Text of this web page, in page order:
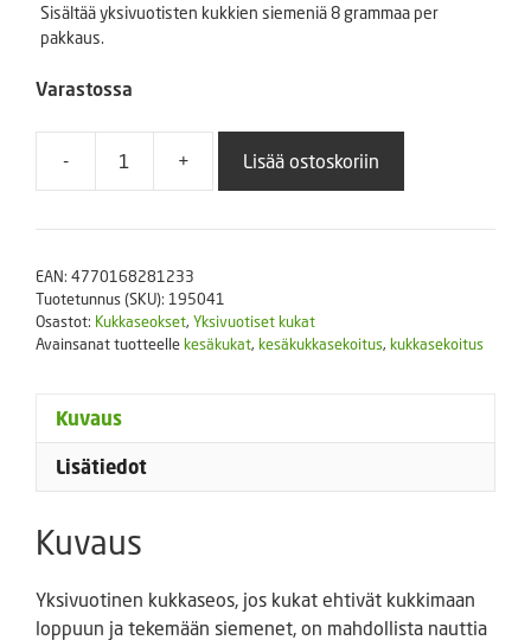
Sisältää yksivuotisten kukkien siemeniä 8 grammaa per
pakkaus.
Varastossa
-
Kesäkukkaseos
puutarha'
määrä
+ Lisää ostoskoriin
EAN: 4770168281233
Tuotetunnus (SKU): 195041
Osastot: Kukkaseokset, Yksivuotiset kukat
Avainsanat tuotteellekesäkukat, kesäkukkasekoitus, kukkasekoitus
Kuvaus
Lisätiedot
Kuvaus
Yksivuotinen kukkaseos, jos kukat ehtivät kukkimaan
loppuun ja tekemään siemenet, on mahdollista nauttia